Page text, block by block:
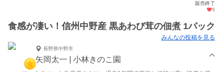
販売終了
5
食感が凄い！信州中野産 黒あわび茸の佃煮 1パック
みんなの投稿を見る
長野県中野市
矢岡太一 | 小林きのこ園